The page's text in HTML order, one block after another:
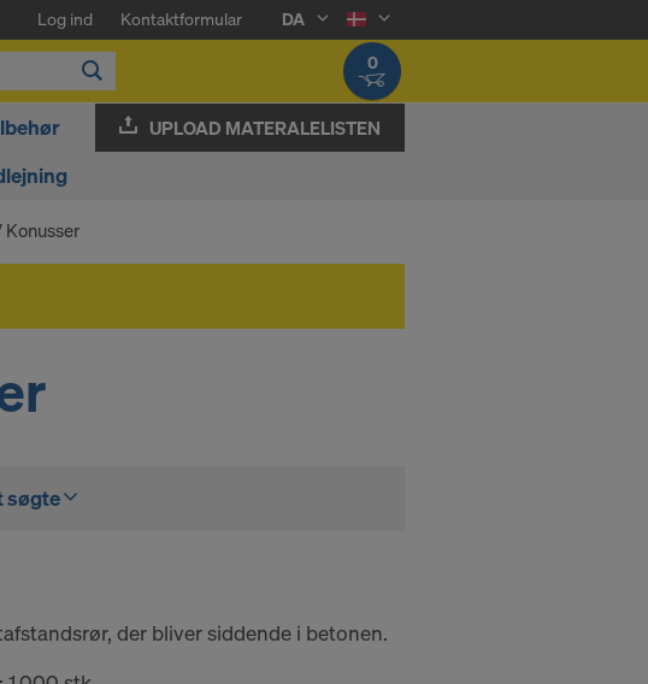
Log ind Kontaktformular
DA
0
UPLOAD MATERALELISTEN
søgte
der bliver siddende i betonen.